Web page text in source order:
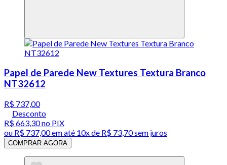
Papel de Parede New Textures Textura Branco
NT32612
R$ 737,00
Desconto
R$ 663,30no PIX
ou R$ 737,00em até 10x de R$ 73,70 sem juros
COMPRAR AGORA